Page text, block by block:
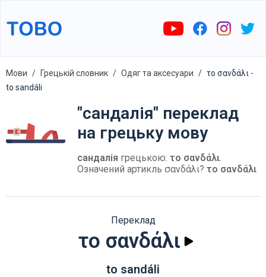
Мови Грецькій словник Одяг та аксесуари
το σανδάλι -
to sandáli
"сандалія" переклад
на грецьку мову
сандалія грецькою: το σανδάλι.
Означений артикль σανδάλι? το σανδάλι
Переклад
το σανδάλι
to sandáli